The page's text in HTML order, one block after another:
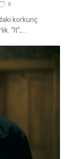
0
korkunç
“It”,…